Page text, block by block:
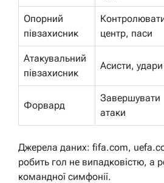
Опорний
півзахисник
центр, паси
Атакувальний
півзахисник
Асисти, удари
Форвард
Завершувати
атаки
Джерела даних: fifa.com,
робить гол не випадковістю, а
командної симфонії.